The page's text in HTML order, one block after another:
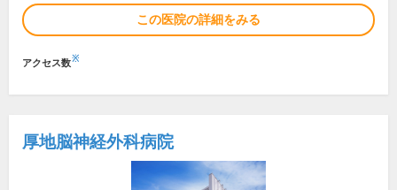
この医院の詳細をみる
アクセス数※
厚地脳神経外科病院